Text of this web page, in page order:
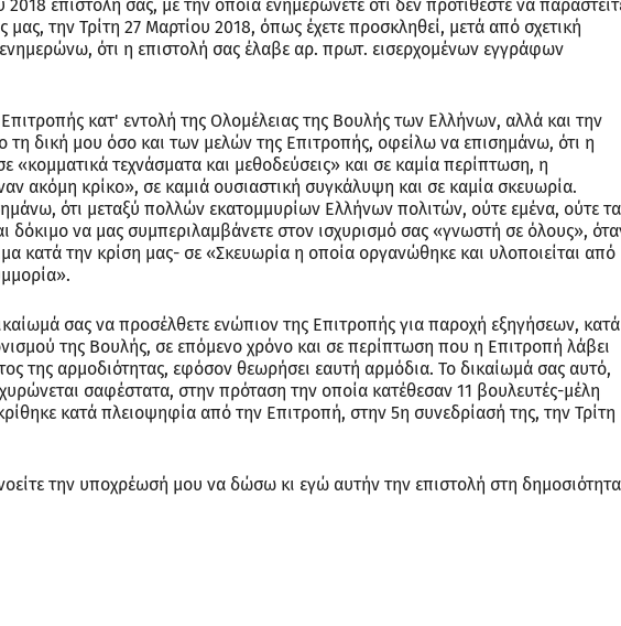
επιστολή σας, με την οποία ενημερώνετε ότι δεν προτίθεστε να
μας, την Τρίτη 27 Μαρτίου 2018, όπως έχετε προσκληθεί, μετά από σχετική
ότι η επιστολή σας έλαβε αρ. πρωτ. εισερχομένων εγγράφων
κατ' εντολή της Ολομέλειας της Βουλής των Ελλήνων, αλλά και την
τη δική μου όσο και των μελών της Επιτροπής, οφείλω να επισημάνω, ότι η
«κομματικά τεχνάσματα και μεθοδεύσεις» και σε καμία περίπτωση, η
ακόμη κρίκο», σε καμιά ουσιαστική συγκάλυψη και σε καμία σκευωρία.
ότι μεταξύ πολλών εκατομμυρίων Ελλήνων πολιτών, ούτε εμένα, ούτε τα
δόκιμο να μας συμπεριλαμβάνετε στον ισχυρισμό σας «γνωστή σε όλους»,
κατά την κρίση μας- σε «Σκευωρία η οποία οργανώθηκε και υλοποιείται από
σας να προσέλθετε ενώπιον της Επιτροπής για παροχή εξηγήσεων, κατά
της Βουλής, σε επόμενο χρόνο και σε περίπτωση που η Επιτροπή λάβει
της αρμοδιότητας, εφόσον θεωρήσει εαυτή αρμόδια. Το δικαίωμά σας αυτό,
σαφέστατα, στην πρόταση την οποία κατέθεσαν 11 βουλευτές-μέλη
κατά πλειοψηφία από την Επιτροπή, στην 5η συνεδρίασή της, την Τρίτη
την υποχρέωσή μου να δώσω κι εγώ αυτήν την επιστολή στη δημοσιότητα